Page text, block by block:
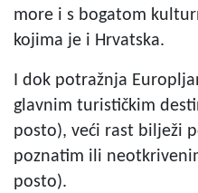
more i s bogatom
kojima je i Hrvatska.
I dok potražnja
glavnim turističkim
posto), veći rast bilježi
poznatim ili
posto).